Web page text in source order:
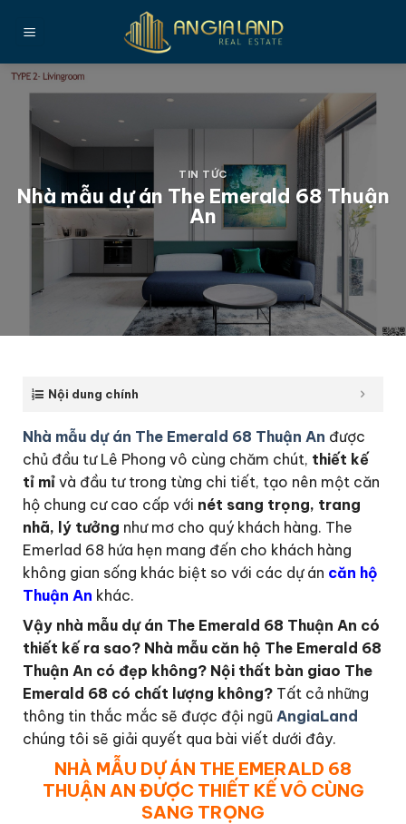
qua
dung
TIN TỨC
Nhà mẫu dự án The Emerald 68 Thuận
An
Nội dung chính
Nhà mẫu dự án The Emerald 68 Thuận An được
chủ đầu tư Lê Phong vô cùng chăm chút, thiết kế
tỉ mỉ và đầu tư trong từng chi tiết, tạo nên một căn
hộ chung cư cao cấp với nét sang trọng, trang
nhã, lý tưởng như mơ cho quý khách hàng. The
Emerlad 68 hứa hẹn mang đến cho khách hàng
không gian sống khác biệt so với các dự án căn hộ
Thuận An khác.
Vậy nhà mẫu dự án The Emerald 68 Thuận An có
thiết kế ra sao? Nhà mẫu căn hộ The Emerald 68
Thuận An có đẹp không? Nội thất bàn giao The
Emerald 68 có chất lượng không? Tất cả những
thông tin thắc mắc sẽ được đội ngũ AngiaLand
chúng tôi sẽ giải quyết qua bài viết dưới đây.
NHÀ MẪU DỰ ÁN THE EMERALD 68
THUẬN AN ĐƯỢC THIẾT KẾ VÔ CÙNG
SANG TRỌNG